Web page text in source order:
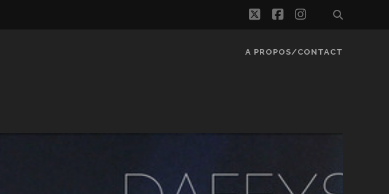
twitterfacebook
instagram
A PROPOS/CONTACT